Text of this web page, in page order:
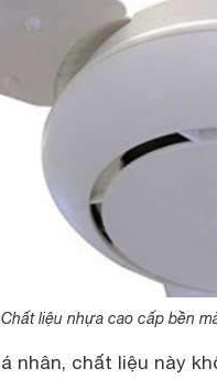
Chất liệu nhựa cao cấp bền
nhân, chất liệu này